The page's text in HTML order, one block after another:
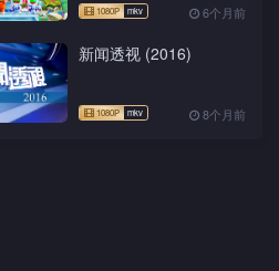
6个月前
新闻透视 (2016)
8个月前